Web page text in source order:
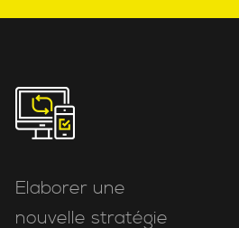
Elaborer une
nouvelle stratégie